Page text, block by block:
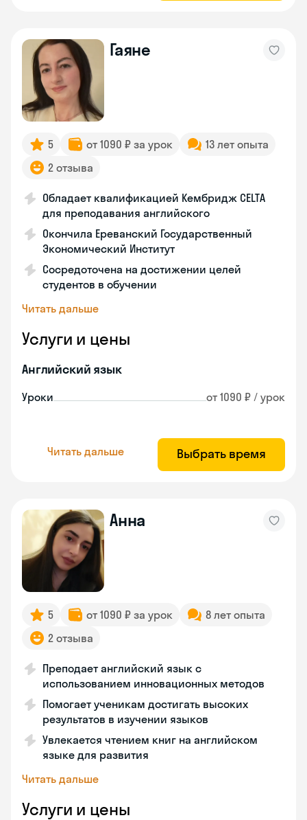
Гаяне
5 от 1090 ₽ за урок
13 лет опыта
2 отзыва
Обладает квалификацией Кембридж CELTA
для преподавания английского
Окончила Ереванский Государственный
Экономический Институт
Сосредоточена на достижении целей
студентов в обучении
Читать дальше
Услуги и цены
Английский язык
Уроки от 1090 ₽ / урок
Читать дальше Выбрать время
Анна
5 от 1090 ₽ за урок
8 лет опыта
2 отзыва
Преподает английский язык с
использованием инновационных методов
Помогает ученикам достигать высоких
результатов в изучении языков
Увлекается чтением книг на английском
языке для развития
Читать дальше
Услуги и цены